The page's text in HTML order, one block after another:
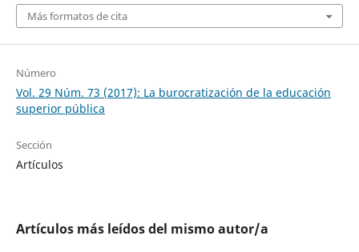
Más formatos de cita
Número
Vol. 29 Núm. 73 (2017): La burocratización de la educación
superior pública
Sección
Artículos
Artículos más leídos del mismo autor/a